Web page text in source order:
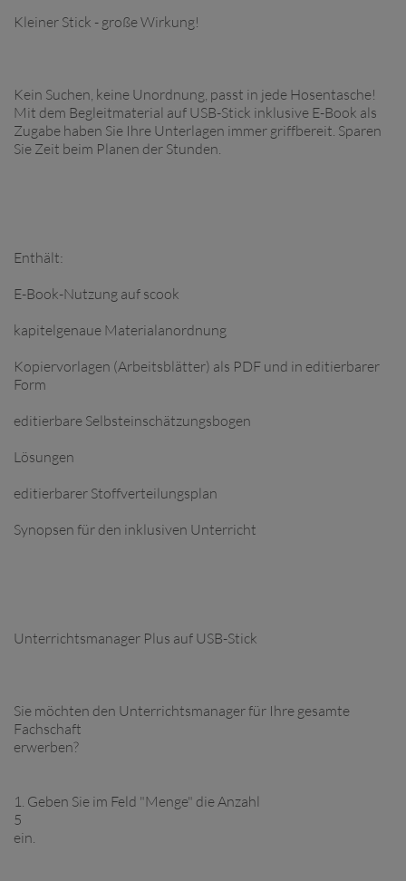
Kleiner Stick - große Wirkung!
Kein Suchen, keine Unordnung, passt in jede Hosentasche!
Mit dem Begleitmaterial auf USB-Stick inklusive E-Book als
Zugabe haben Sie Ihre Unterlagen immer griffbereit. Sparen
Sie Zeit beim Planen der Stunden.
Enthält:
E-Book-Nutzung auf scook
kapitelgenaue Materialanordnung
Kopiervorlagen (Arbeitsblätter) als PDF und in editierbarer
Form
editierbare Selbsteinschätzungsbogen
Lösungen
editierbarer Stoffverteilungsplan
Synopsen für den inklusiven Unterricht
Unterrichtsmanager Plus auf USB-Stick
Sie möchten den Unterrichtsmanager für Ihre gesamte
Fachschaft
erwerben?
1. Geben Sie im Feld "Menge" die Anzahl
5
ein.